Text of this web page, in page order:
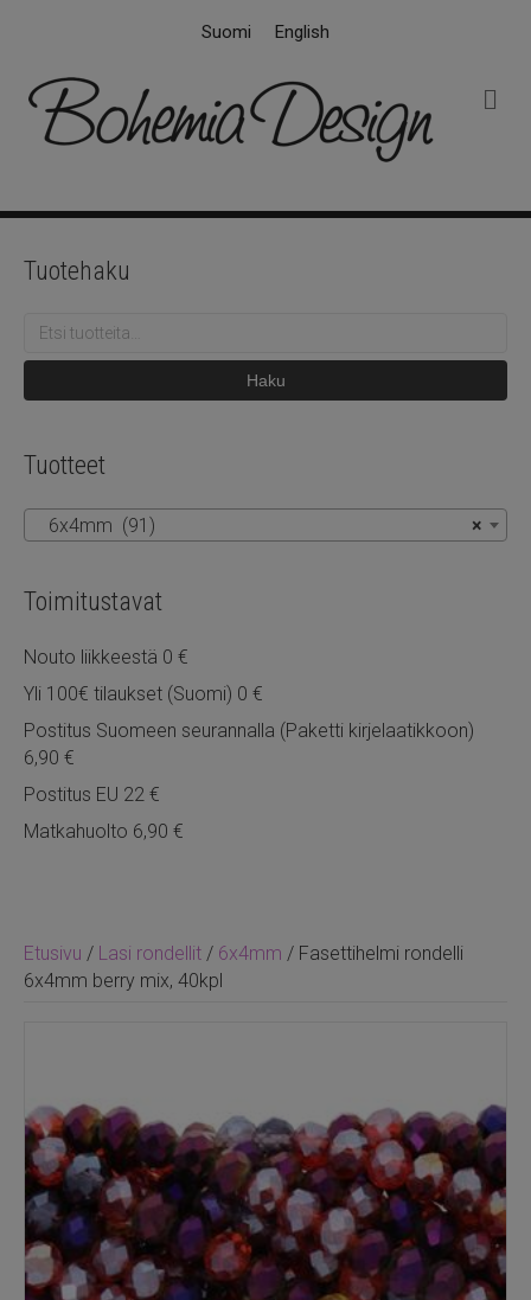
Suomi English
k
Etusivu / Lasi rondellit / 6x4mm / Fasettihelmi rondelli
6x4mm berry mix, 40kpl
Tuotehaku
Etsi:
Haku
Tuotteet
×
6x4mm (91)
Toimitustavat
Nouto liikkeestä 0 €
Yli 100€ tilaukset (Suomi) 0 €
Postitus Suomeen seurannalla (Paketti kirjelaatikkoon)
6,90 €
Postitus EU 22 €
Matkahuolto 6,90 €